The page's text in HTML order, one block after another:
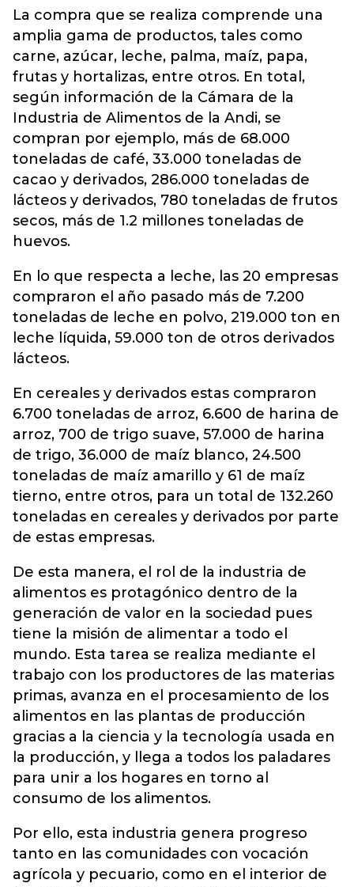
La compra que se realiza comprende una
amplia gama de productos, tales como
carne, azúcar, leche, palma, maíz, papa,
frutas y hortalizas, entre otros. En total,
según información de la Cámara de la
Industria de Alimentos de la Andi, se
compran por ejemplo, más de 68.000
toneladas de café, 33.000 toneladas de
cacao y derivados, 286.000 toneladas de
lácteos y derivados, 780 toneladas de frutos
secos, más de 1.2 millones toneladas de
huevos.
En lo que respecta a leche, las 20 empresas
compraron el año pasado más de 7.200
toneladas de leche en polvo, 219.000 ton en
leche líquida, 59.000 ton de otros derivados
lácteos.
En cereales y derivados estas compraron
6.700 toneladas de arroz, 6.600 de harina de
arroz, 700 de trigo suave, 57.000 de harina
de trigo, 36.000 de maíz blanco, 24.500
toneladas de maíz amarillo y 61 de maíz
tierno, entre otros, para un total de 132.260
toneladas en cereales y derivados por parte
de estas empresas.
De esta manera, el rol de la industria de
alimentos es protagónico dentro de la
generación de valor en la sociedad pues
tiene la misión de alimentar a todo el
mundo. Esta tarea se realiza mediante el
trabajo con los productores de las materias
primas, avanza en el procesamiento de los
alimentos en las plantas de producción
gracias a la ciencia y la tecnología usada en
la producción, y llega a todos los paladares
para unir a los hogares en torno al
consumo de los alimentos.
Por ello, esta industria genera progreso
tanto en las comunidades con vocación
agrícola y pecuario, como en el interior de